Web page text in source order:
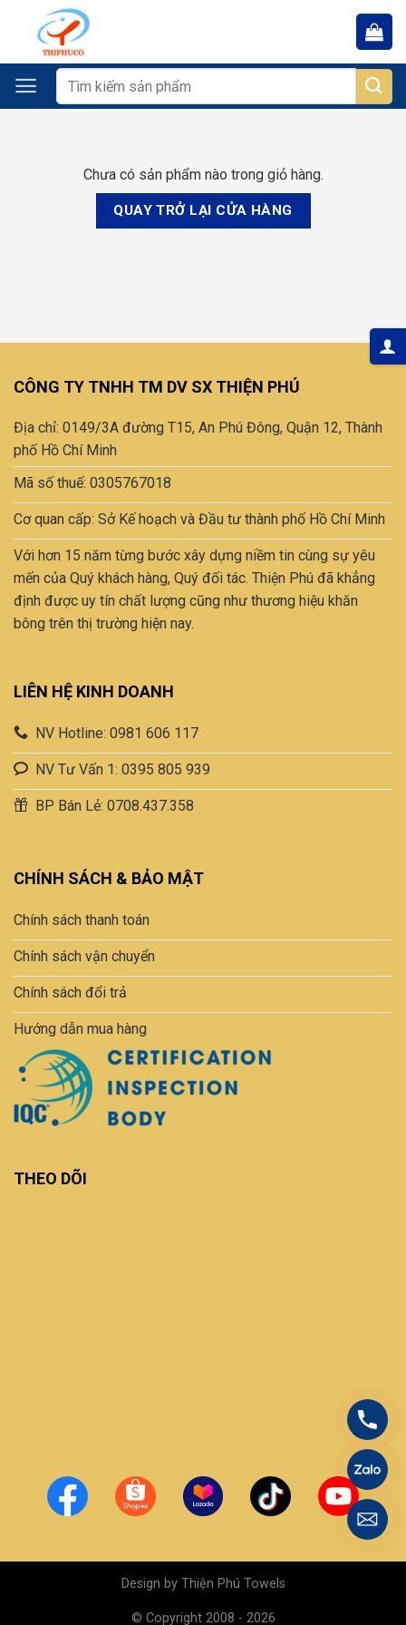
dung
Tìm
kiếm:
Chưa có sản phẩm nào trong giỏ hàng.
QUAY TRỞ LẠI CỬA HÀNG
CÔNG TY TNHH TM DV SX THIỆN PHÚ
Địa chỉ: 0149/3A đường T15, An Phú Đông, Quận 12, Thành
phố Hồ Chí Minh
Mã số thuế: 0305767018
Cơ quan cấp: Sở Kế hoạch và Đầu tư thành phố Hồ Chí Minh
Với hơn 15 năm từng bước xây dựng niềm tin cùng sự yêu
mến của Quý khách hàng, Quý đối tác. Thiện Phú đã khẳng
định được uy tín chất lượng cũng như thương hiệu khăn
bông trên thị trường hiện nay.
LIÊN HỆ KINH DOANH
NV Hotline: 0981 606 117
NV Tư Vấn 1: 0395 805 939
BP Bán Lẻ: 0708.437.358
CHÍNH SÁCH & BẢO MẬT
Chính sách thanh toán
Chính sách vận chuyển
Chính sách đổi trả
Hướng dẫn mua hàng
THEO DÕI
Design by Thiện Phú Towels
© Copyright 2008 - 2026